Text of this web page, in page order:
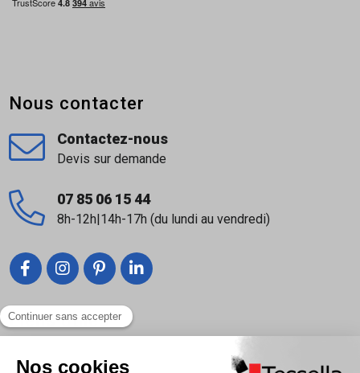
Liens utiles
Nous contacter
Nous contacter
Contactez-nous
Devis sur demande
07 85 06 15 44
8h-12h|14h-17h (du lundi au vendredi)